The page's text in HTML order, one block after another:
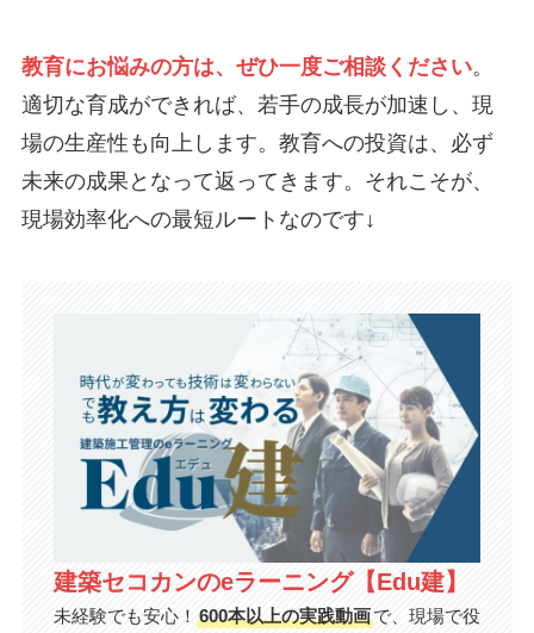
教育にお悩みの方は、ぜひ一度ご相談ください。
適切な育成ができれば、若手の成長が加速し、現
場の生産性も向上します。教育への投資は、必ず
未来の成果となって返ってきます。それこそが、
現場効率化への最短ルートなのです↓
建築セコカンのeラーニング【Edu建】
未経験でも安心！ 600本以上の実践動画で、現場で役